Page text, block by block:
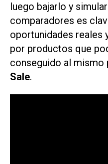
luego bajarlo y
comparadores es
oportunidades reales
por productos que
conseguido al mismo
Sale.